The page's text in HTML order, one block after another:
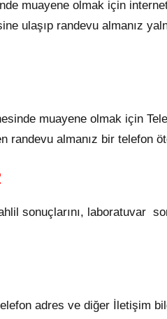
muayene olmak için
ulaşıp randevu almanız
muayene olmak için
randevu almanız bir telefon
sonuçlarını, laboratuvar
adres ve diğer İletişim